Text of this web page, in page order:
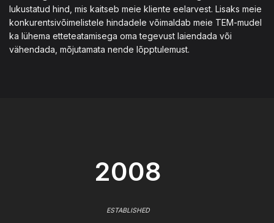
lukustatud hind, mis kaitseb meie kliente eelarvest. Lisaks meie
konkurentsivõimelistele hindadele võimaldab meie TEM-mudel
ka lühema etteteatamisega oma tegevust laiendada või
vähendada, mõjutamata nende lõpptulemust.
2008
ESTABLISHED